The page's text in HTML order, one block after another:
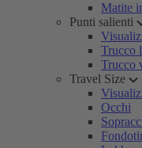
Matite
Punti salienti
Trucco
Trucco
Travel Size
Occhi